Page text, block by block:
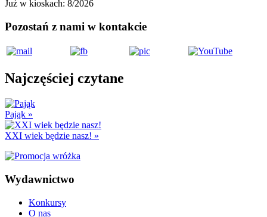
Już w kioskach: 8/2026
Pozostań z nami w kontakcie
Najczęściej czytane
Pająk »
XXI wiek będzie nasz! »
Wydawnictwo
Konkursy
O nas